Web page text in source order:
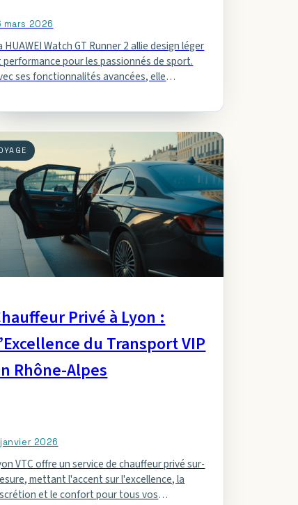
mars 2026
HUAWEI Watch GT Runner 2 allie design léger
performance pour les passionnés de sport.
ses fonctionnalités avancées, elle
Privé à Lyon :
du Transport VIP
Rhône-Alpes
2026
VTC offre un service de chauffeur privé sur-
mettant l'accent sur l'excellence, la
et le confort pour tous vos